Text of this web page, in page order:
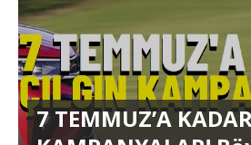
7 TEMMUZ’A